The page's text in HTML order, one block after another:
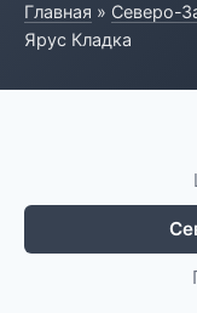
Главная » Северо-
Ярус Кладка